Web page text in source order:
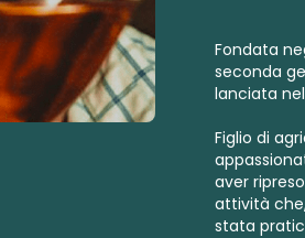
Fondata
seconda
lanciata
Figlio di
aver
attività
stata